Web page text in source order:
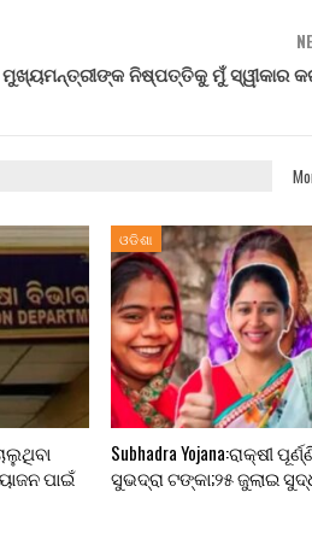
ମୁଖ୍ୟମନ୍ତ୍ରୀଙ୍କ ନିଷ୍ପତ୍ତିକୁ ମୁଁ ସ୍ୱୀକାର
ପାଇଁ
ଓଡିଶା
Subhadra Yojana:ରାକ୍ଷୀ
ସୁଭଦ୍ରା ଟଙ୍କା;୨୫ ଜୁଲାଇ